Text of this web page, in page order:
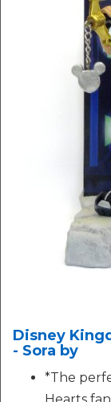
Disney
- Sora by
*The
Hearts